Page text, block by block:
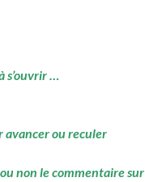
s’ouvrir …
avancer ou reculer
non le commentaire sur